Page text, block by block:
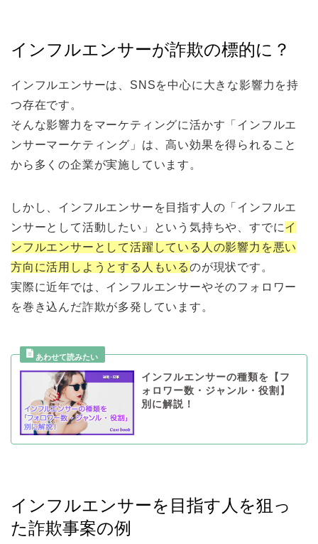
インフルエンサーが詐欺の標的に？
インフルエンサーは、SNSを中心に大きな影響力を持
つ存在です。
そんな影響力をマーケティングに活かす「インフルエ
ンサーマーケティング」は、高い効果を得られること
から多くの企業が実施しています。
しかし、インフルエンサーを目指す人の「インフルエ
ンサーとして活動したい」という気持ちや、すでにイ
ンフルエンサーとして活躍している人の影響力を悪い
方向に活用しようとする人もいるのが現状です。
実際に近年では、インフルエンサーやそのフォロワー
を巻き込んだ詐欺が多発しています。
インフルエンサーの種類を【フ
ォロワー数・ジャンル・役割】
別に解説！
インフルエンサーを目指す人を狙っ
た詐欺事案の例